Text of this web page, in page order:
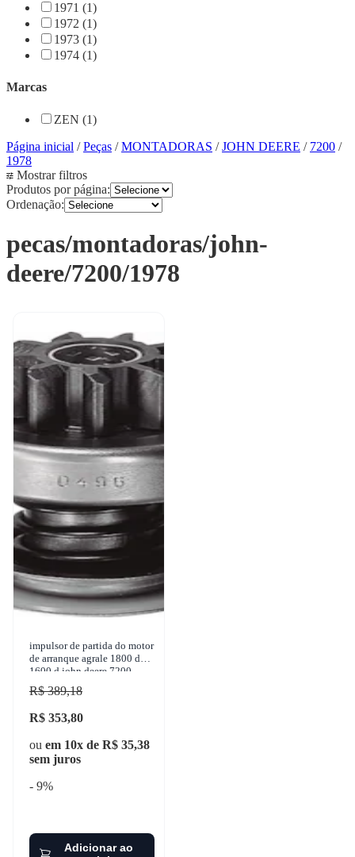
1971 (1)
1972 (1)
1973 (1)
1974 (1)
Marcas
ZEN (1)
Página inicial /Peças /MONTADORAS /JOHN DEERE / 7200 /
1978
Mostrar filtros
Produtos por página:
Ordenação:
pecas/montadoras/john-
deere/7200/1978
impulsor de partida do motor
de arranque agrale 1800 d
1600 d john deere 7200
valtra 68 1950-1998 zen -
0496
R$ 389,18
R$ 353,80
ou em 10x de R$ 35,38
sem juros
- 9%
Adicionar ao